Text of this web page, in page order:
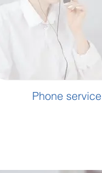
Phone service